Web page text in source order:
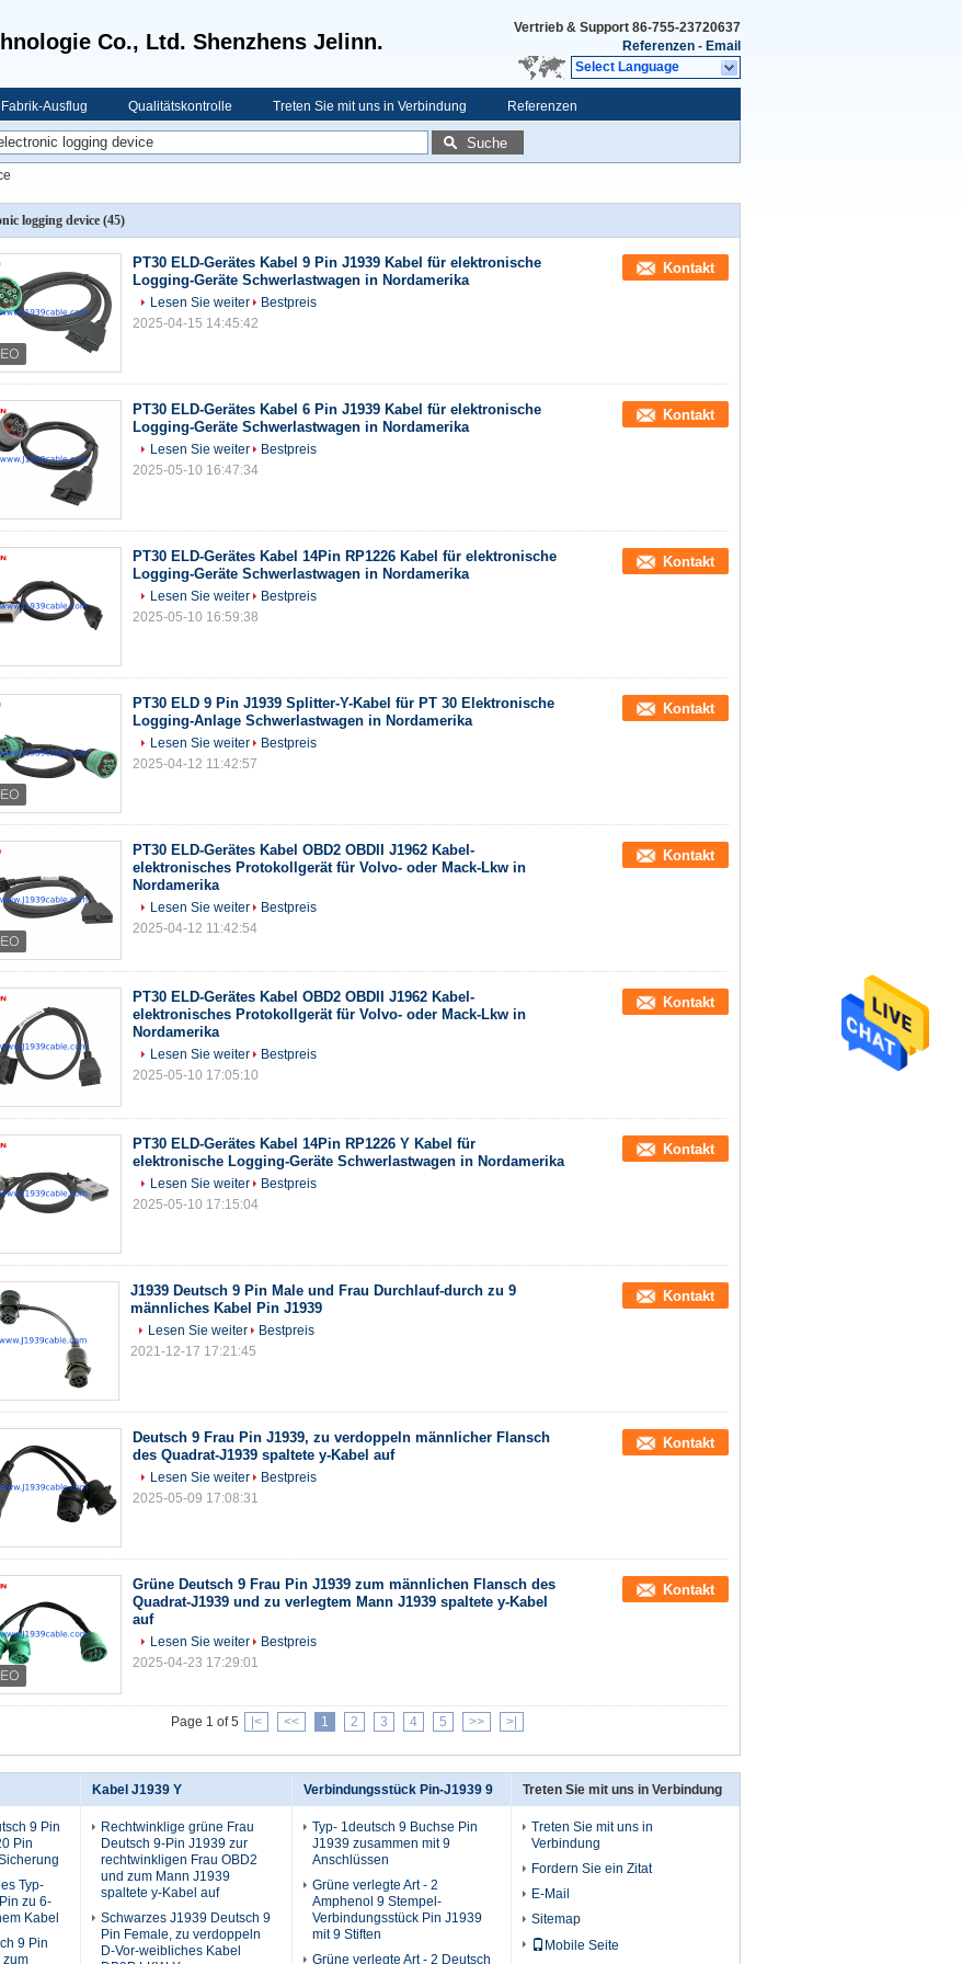
Co., Ltd. Shenzhens Jelinn.
Vertrieb & Support 86-755-23720637
Referenzen - Email
Select Language
Fabrik-Ausflug Qualitätskontrolle Treten Sie mit uns in Verbindung Referenzen
Suche
logging device (45)
PT30 ELD-Gerätes Kabel 9 Pin J1939 Kabel für elektronische
Logging-Geräte Schwerlastwagen in Nordamerika
Kontakt
Lesen Sie weiter
Bestpreis
2025-04-15 14:45:42
PT30 ELD-Gerätes Kabel 6 Pin J1939 Kabel für elektronische
Logging-Geräte Schwerlastwagen in Nordamerika
Kontakt
Lesen Sie weiter
Bestpreis
2025-05-10 16:47:34
PT30 ELD-Gerätes Kabel 14Pin RP1226 Kabel für elektronische
Logging-Geräte Schwerlastwagen in Nordamerika
Kontakt
Lesen Sie weiter
Bestpreis
2025-05-10 16:59:38
PT30 ELD 9 Pin J1939 Splitter-Y-Kabel für PT 30 Elektronische
Logging-Anlage Schwerlastwagen in Nordamerika
Kontakt
Lesen Sie weiter
Bestpreis
2025-04-12 11:42:57
PT30 ELD-Gerätes Kabel OBD2 OBDII J1962 Kabel-
elektronisches Protokollgerät für Volvo- oder Mack-Lkw in
Nordamerika
Kontakt
Lesen Sie weiter
Bestpreis
2025-04-12 11:42:54
PT30 ELD-Gerätes Kabel OBD2 OBDII J1962 Kabel-
elektronisches Protokollgerät für Volvo- oder Mack-Lkw in
Nordamerika
Kontakt
Lesen Sie weiter
Bestpreis
2025-05-10 17:05:10
PT30 ELD-Gerätes Kabel 14Pin RP1226 Y Kabel für
elektronische Logging-Geräte Schwerlastwagen in Nordamerika
Kontakt
Lesen Sie weiter
Bestpreis
2025-05-10 17:15:04
J1939 Deutsch 9 Pin Male und Frau Durchlauf-durch zu 9
männliches Kabel Pin J1939
Kontakt
Lesen Sie weiter
Bestpreis
2021-12-17 17:21:45
Deutsch 9 Frau Pin J1939, zu verdoppeln männlicher Flansch
des Quadrat-J1939 spaltete y-Kabel auf
Kontakt
Lesen Sie weiter
Bestpreis
2025-05-09 17:08:31
Grüne Deutsch 9 Frau Pin J1939 zum männlichen Flansch des
Quadrat-J1939 und zu verlegtem Mann J1939 spaltete y-Kabel
auf
Kontakt
Lesen Sie weiter
Bestpreis
2025-04-23 17:29:01
Page 1 of 5 |< << 1 2 3 4 5 >> >|
9 Pin
Pin
Typ-
zu 6-
Kabel
9 Pin
zum
Kabel J1939 Y
Rechtwinklige grüne Frau
Deutsch 9-Pin J1939 zur
rechtwinkligen Frau OBD2
und zum Mann J1939
spaltete y-Kabel auf
Schwarzes J1939 Deutsch 9
Pin Female, zu verdoppeln
D-Vor-weibliches Kabel
Verbindungsstück Pin-J1939 9
Typ- 1deutsch 9 Buchse Pin
J1939 zusammen mit 9
Anschlüssen
Grüne verlegte Art - 2
Amphenol 9 Stempel-
Verbindungsstück Pin J1939
mit 9 Stiften
Grüne verlegte Art - 2 Deutsch
Treten Sie mit uns in Verbindung
Treten Sie mit uns in
Verbindung
Fordern Sie ein Zitat
E-Mail
Sitemap
Mobile Seite